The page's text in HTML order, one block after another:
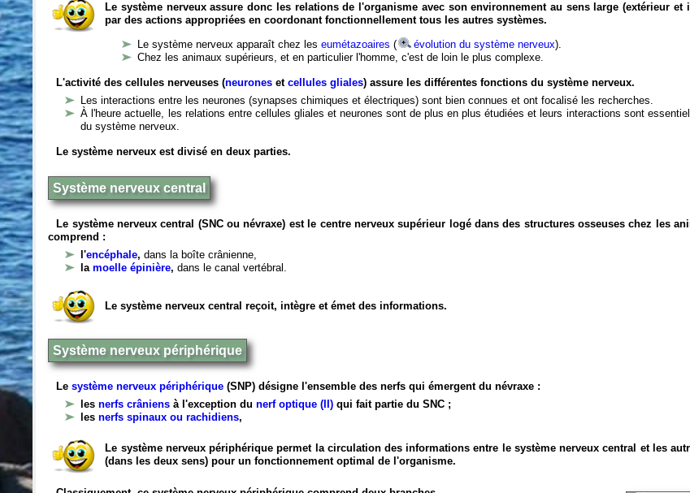
Le système nerveux assure donc les relations de l'organisme avec son environnement au sens large (extérieur et
par des actions appropriées en coordonant fonctionnellement tous les autres systèmes.
Le système nerveux apparaît chez leseumétazoaires ( évolution du système nerveux).
Chez les animaux supérieurs, et en particulier l'homme, c'est de loin le plus complexe.
L'activité des cellules nerveuses (neurones etcellules gliales) assure les différentes fonctions du système nerveux.
Les interactions entre les neurones (synapses chimiques et électriques) sont bien connues et ont focalisé les recherches.
À l'heure actuelle, les relations entre cellules gliales et neurones sont de plus en plus étudiées et leurs interactions sont
du système nerveux.
Le système nerveux est divisé en deux parties.
Système nerveux central
Le système nerveux central (SNC ou névraxe) est le centre nerveux supérieur logé dans des structures osseuses chez les
comprend :
l'encéphale,dans la boîte crânienne,
lamoelle épinière,dans le canal vertébral.
Le système nerveux central reçoit, intègre et émet des informations.
Système nerveux périphérique
Lesystème nerveux périphérique (SNP) désigne l'ensemble des nerfs qui émergent du névraxe :
lesnerfs crâniens à l'exception du nerf optique (II) qui fait partie du SNC ;
lesnerfs spinaux ou rachidiens,
Le système nerveux périphérique permet la circulation des informations entre le système nerveux central et les
(dans les deux sens) pour un fonctionnement optimal de l'organisme.